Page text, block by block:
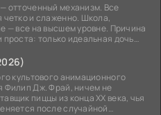
отточенный механизм. Все
четко и слаженно. Школа,
— все на высшем уровне. Причина
только идеальная дочь
культового анимационного
Филип Дж. Фрай, ничем не
пиццы из конца XX века, чья
после случайной